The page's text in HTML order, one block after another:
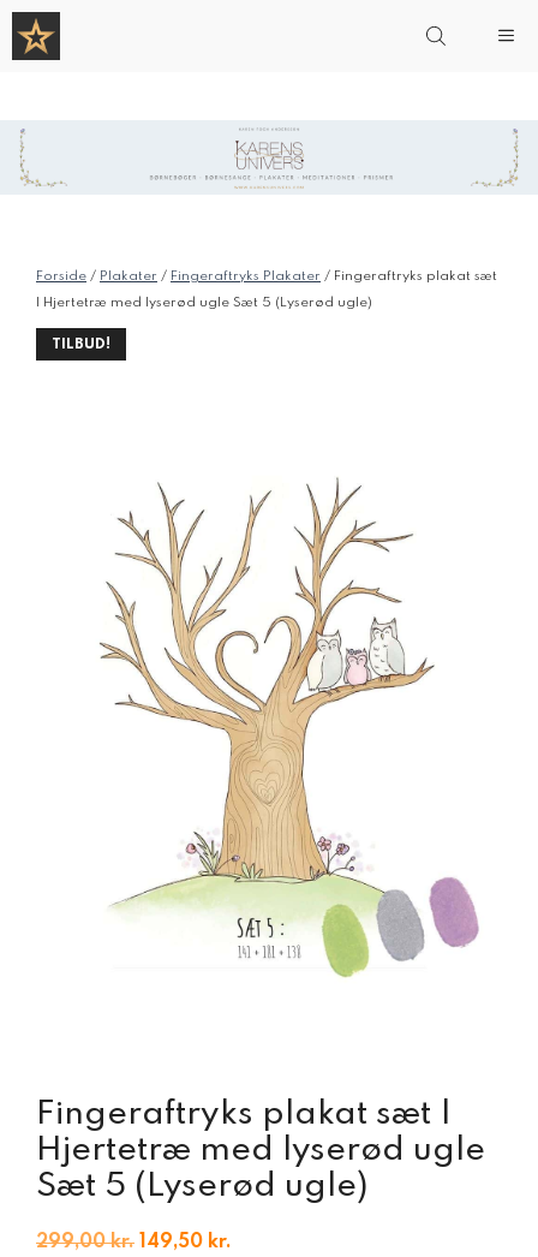
Hop
indhold
Forside / Plakater / Fingeraftryks Plakater / Fingeraftryks plakat sæt
| Hjertetræ med lyserød ugle Sæt 5 (Lyserød ugle)
TILBUD!
Fingeraftryks plakat sæt |
Hjertetræ med lyserød ugle
Sæt 5 (Lyserød ugle)
299,00kr.
Den
149,50 kr.